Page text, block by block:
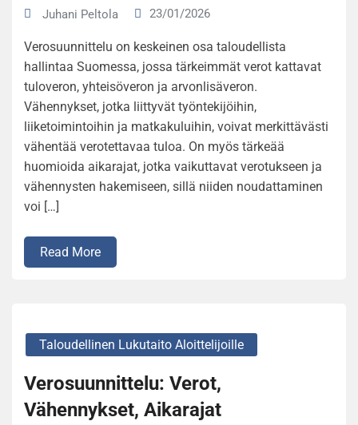
Juhani Peltola 23/01/2026
Verosuunnittelu on keskeinen osa taloudellista
hallintaa Suomessa, jossa tärkeimmät verot kattavat
tuloveron, yhteisöveron ja arvonlisäveron.
Vähennykset, jotka liittyvät työntekijöihin,
liiketoimintoihin ja matkakuluihin, voivat merkittävästi
vähentää verotettavaa tuloa. On myös tärkeää
huomioida aikarajat, jotka vaikuttavat verotukseen ja
vähennysten hakemiseen, sillä niiden noudattaminen
voi […]
Read More
Taloudellinen Lukutaito Aloittelijoille
Verosuunnittelu: Verot,
Vähennykset, Aikarajat